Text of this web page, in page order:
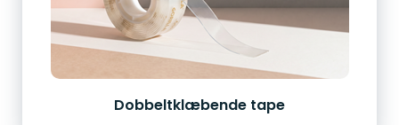
Dobbeltklæbende tape